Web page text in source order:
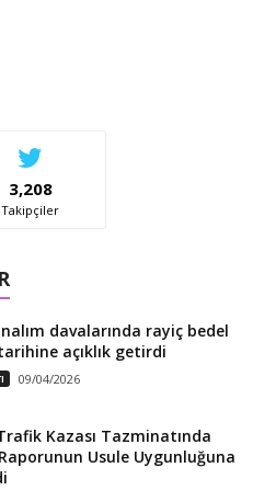
3,208
Takipçiler
davalarında rayiç bedel
açıklık getirdi
09/04/2026
Kazası Tazminatında
Usule Uygunluğuna